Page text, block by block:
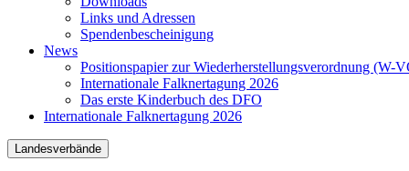
Links und Adressen
Spendenbescheinigung
News
Positionspapier zur Wiederherstellungsverordnung (W-
Internationale Falknertagung 2026
Das erste Kinderbuch des DFO
Internationale Falknertagung 2026
Landesverbände